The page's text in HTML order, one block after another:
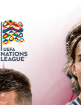
Dzeltenā